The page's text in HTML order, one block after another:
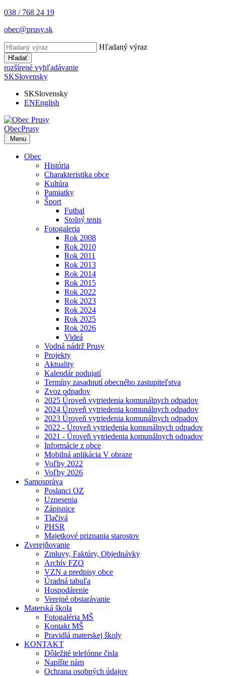
038 / 768 24 19
obec@prusy.sk
Hľadaný výraz
Hľadať
rozšírené vyhľadávanie
SKSlovensky
SKSlovensky
ENEnglish
ObecPrusy
Menu
Obec
História
Charakteristika obce
Kultúra
Pamiatky
Šport
Futbal
Stolný tenis
Fotogaleria
Rok 2008
Rok 2010
Rok 2011
Rok 2013
Rok 2014
Rok 2015
Rok 2022
Rok 2023
Rok 2024
Rok 2025
Rok 2026
Videá
Vodná nádrž Prusy
Projekty
Aktuality
Kalendár podujatí
Termíny zasadnutí obecného zastupiteľstva
Zvoz odpadov
2025 Úroveň vytriedenia komunálnych odpadov
2024 Úroveň vytriedenia komunálnych odpadov
2023 Úroveň vytriedenia komunálnych odpadov
2022 - Úroveň vytriedenia komunálnych odpadov
2021 - Úroveň vytriedenia komunálnych odpadov
Informácie z obce
Mobilná aplikácia V obraze
Voľby 2022
Voľby 2026
Samospráva
Poslanci OZ
Uznesenia
Zápisnice
Tlačivá
PHSR
Majetkové priznania starostov
Zverejňovanie
Zmluvy, Faktúry, Objednávky
Archív FZO
VZN a predpisy obce
Úradná tabuľa
Hospodárenie
Verejné obstarávanie
Materská škola
Fotogaléria MŠ
Kontakt MŠ
Pravidlá materskej školy
KONTAKT
Dôležité telefónne čisla
Napíšte nám
Ochrana osobných údajov